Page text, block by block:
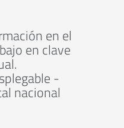
en el
en clave
-
nacional